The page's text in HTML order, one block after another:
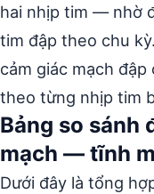
hai nhịp tim — nhờ
tim đập theo chu
cảm giác mạch
theo từng nhịp tim
Bảng so sánh
mạch — tĩnh
Dưới đây là tổng